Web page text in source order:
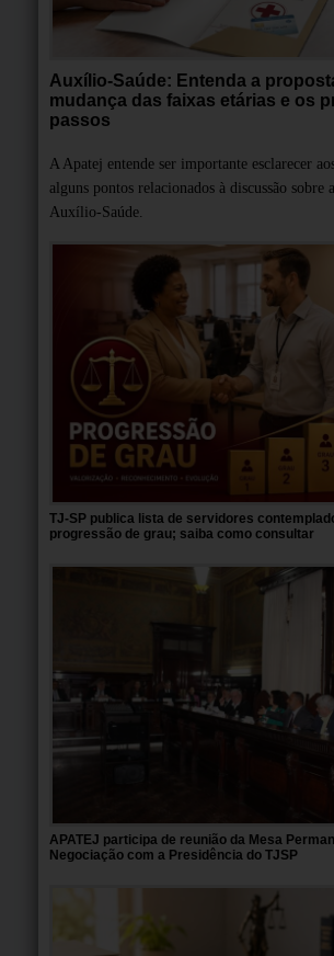
Auxílio-Saúde: Entenda a
mudança das faixas etárias e os
passos
A Apatej entende ser importante esclarecer
alguns pontos relacionados à discussão sobre
Auxílio-Saúde.
TJ-SP publica lista de servidores
progressão de grau; saiba como consultar
APATEJ participa de reunião da Mesa
Negociação com a Presidência do TJSP